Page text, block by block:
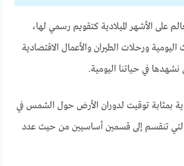
على الأشهر الميلادية كتقويم رسمي لها،
ورحلات الطيران والأعمال الاقتصادية
نشهدها في حياتنا اليومية.
بمثابة توقيت لدوران الأرض حول الشمس في
تنقسم إلى قسمين أساسيين من حيث عدد